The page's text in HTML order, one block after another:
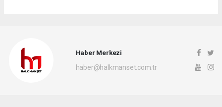
Haber Merkezi
haber@halkmanset.com.tr